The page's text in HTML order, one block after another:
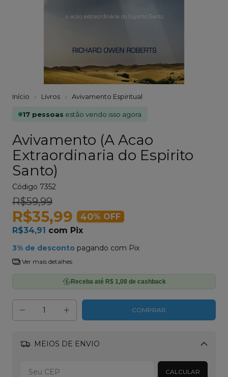
Início Livros Avivamento Espiritual
16 pessoas estão vendo isso agora
Avivamento (A Acao
Extraordinaria do Espirito
Santo)
Código 7352
R$59,99
R$35,99 40% OFF
R$34,91 com Pix
3% de desconto pagando com Pix
Ver mais detalhes
Receba até R$ 1,08 de cashback
MEIOS DE ENVIO
Alterar CEP
CALCULAR